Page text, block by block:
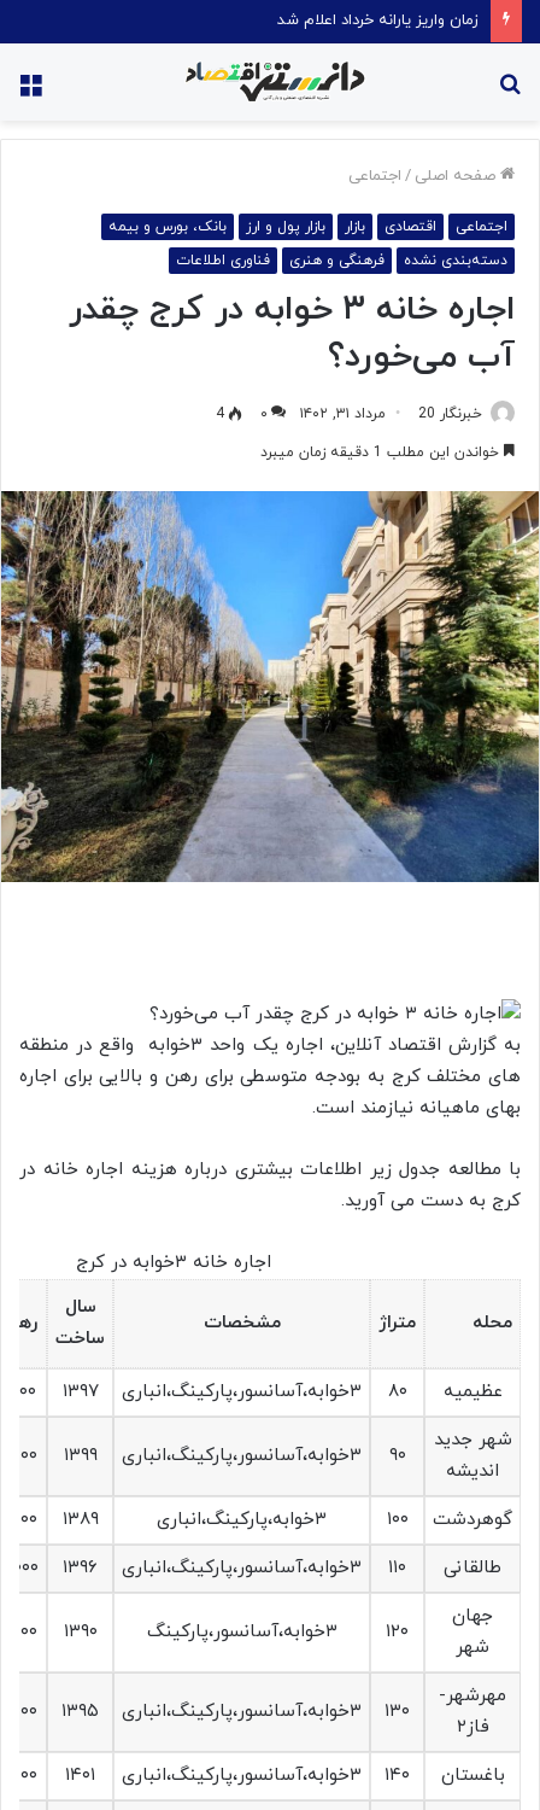
قیمت روغن دریکسال رکورد زد
صفحه اصلی / اجتماعی
اجتماعی اقتصادی بازار بازار پول و ارز
بانک، بورس و بیمه
دسته‌بندی نشده
فرهنگی و هنری فناوری اطلاعات
اجاره خانه ۳ خوابه در کرج چقدر
آب می‌خورد؟
خبرنگار 20 مرداد ۳۱, ۱۴۰۲ ۰
4
خواندن این مطلب 1 دقیقه زمان میبرد
به گزارش اقتصاد آنلاین، اجاره یک واحد ۳خوابه واقع در منطقه
های مختلف کرج به بودجه متوسطی برای رهن و بالایی برای اجاره
بهای ماهیانه نیازمند است.
با مطالعه جدول زیر اطلاعات بیشتری درباره هزینه اجاره خانه در
کرج به دست می آورید.
اجاره خانه ۳خوابه در کرج
محله متراژ مشخصات
سال
ساخت
عظیمیه ۸۰ ۳خوابه،آسانسور،پارکینگ،انباری ۱۳۹۷
شهر جدید
اندیشه
۹۰ ۳خوابه،آسانسور،پارکینگ،انباری ۱۳۹۹
گوهردشت ۱۰۰ ۳خوابه،پارکینگ،انباری ۱۳۸۹
طالقانی
۱۱۰ ۳خوابه،آسانسور،پارکینگ،انباری ۱۳۹۶
جهان
شهر
۱۲۰ ۳خوابه،آسانسور،پارکینگ ‍۱۳۹۰
مهرشهر-
فاز۲
۱۳۰ ۳خوابه،آسانسور،پارکینگ،انباری ۱۳۹۵
باغستان ۱۴۰ ۳خوابه،آسانسور،پارکینگ،انباری ۱۴۰۱